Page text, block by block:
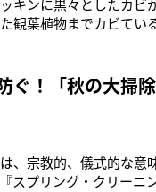
キンに黒々としたカ
観葉植物までカビてい
人間にとっての心地
、
ぐ！「秋の大掃
、宗教的、儀式的な
スプリング・クリーニ